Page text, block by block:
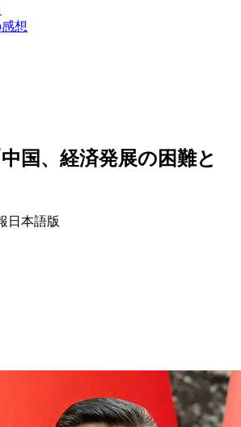
想
国、経済発展の困難と
日本語版